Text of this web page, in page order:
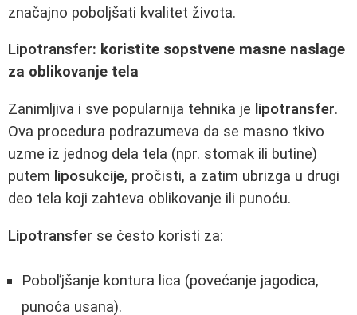
značajno poboljšati kvalitet života.
Lipotransfer: koristite sopstvene masne naslage
za oblikovanje tela
Zanimljiva i sve popularnija tehnika je lipotransfer.
Ova procedura podrazumeva da se masno tkivo
uzme iz jednog dela tela (npr. stomak ili butine)
putem liposukcije, pročisti, a zatim ubrizga u drugi
deo tela koji zahteva oblikovanje ili punoću.
Lipotransfer se često koristi za:
Poboľjšanje kontura lica (povećanje jagodica,
punoća usana).